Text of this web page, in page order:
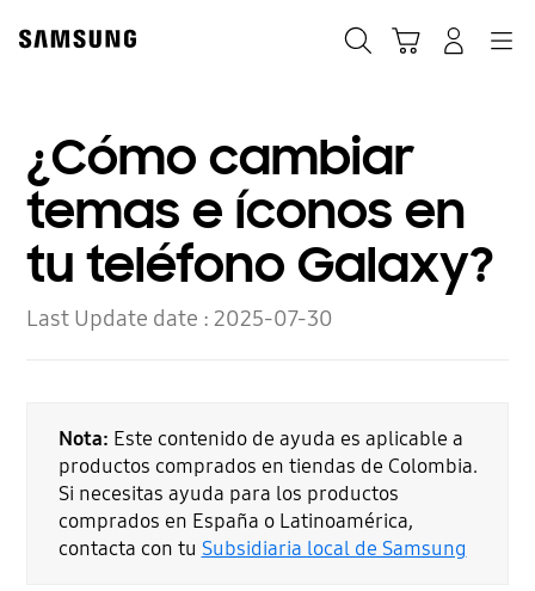
content
¿Cómo cambiar
temas e íconos en
tu teléfono Galaxy?
Last Update date :2025-07-30
Nota: Este contenido de ayuda es aplicable a
productos comprados en tiendas de Colombia.
Si necesitas ayuda para los productos
comprados en España o Latinoamérica,
contacta con tu Subsidiaria local de Samsung